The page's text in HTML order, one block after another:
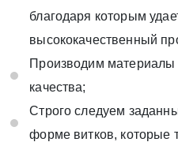
благодаря которым
высококачественный
Производим материалы
качества;
Строго следуем
форме витков, которые